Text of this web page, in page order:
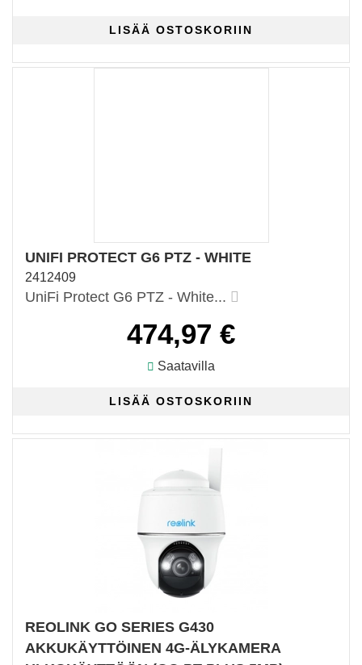
UNIFI PROTECT G6 PTZ - WHITE
2412409
UniFi Protect G6 PTZ - White...
474,97 €
Saatavilla
REOLINK GO SERIES G430
AKKUKÄYTTÖINEN 4G-ÄLYKAMERA